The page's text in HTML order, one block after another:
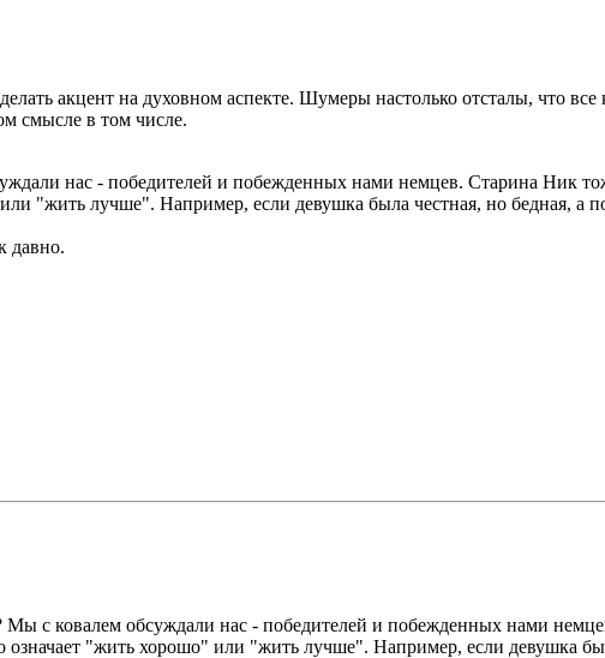
акцент на духовном аспекте. Шумеры настолько отсталы, что
смысле в том числе.
нас - победителей и побежденных нами немцев. Старина Ник
"жить лучше". Например, если девушка была честная, но бедная, а
давно.
с ковалем обсуждали нас - победителей и побежденных нами
"жить хорошо" или "жить лучше". Например, если девушка